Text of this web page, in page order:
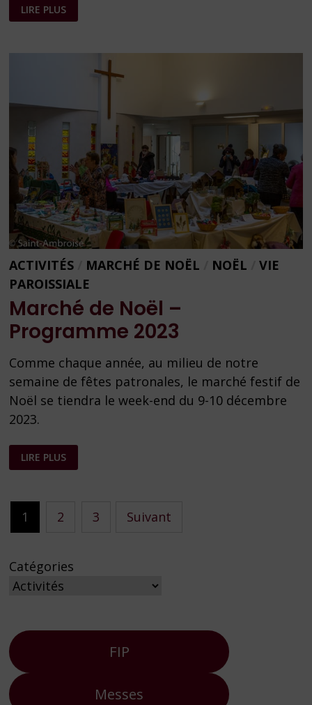
CONFÉRENCE
SUR
NOTRE-
LIRE PLUS
ACTIVITÉS MARCHÉ DE NOËL NOËL /VIE
PAROISSIALE
Marché de Noël –
Programme 2023
Comme chaque année, au milieu de notre
semaine de fêtes patronales, le marché festif de
Noël se tiendra le week-end du 9-10 décembre
2023.
MARCHÉ
DE
NOËL
2023
LIRE PLUS
Pagination
des
publications
1 2 3 Suivant
Catégories
FIP
Messes